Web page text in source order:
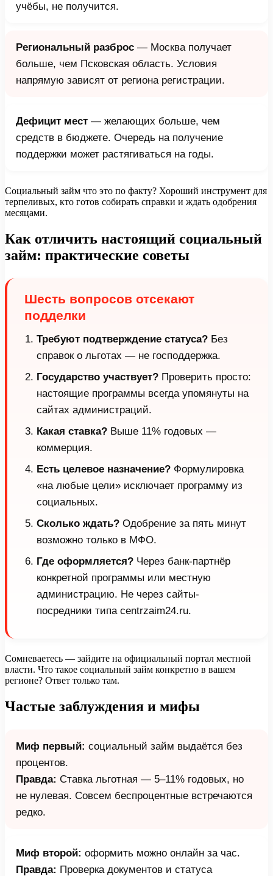
учёбы, не получится.
Региональный разброс — Москва получает
больше, чем Псковская область. Условия
напрямую зависят от региона регистрации.
Дефицит мест — желающих больше, чем
средств в бюджете. Очередь на получение
поддержки может растягиваться на годы.
Социальный займ что это по факту? Хороший инструмент для
терпеливых, кто готов собирать справки и ждать одобрения
месяцами.
Как отличить настоящий социальный
займ: практические советы
Шесть вопросов отсекают
подделки
Требуют подтверждение статуса? Без
справок о льготах — не господдержка.
Государство участвует? Проверить просто:
настоящие программы всегда упомянуты на
сайтах администраций.
Какая ставка? Выше 11% годовых —
коммерция.
Есть целевое назначение? Формулировка
«на любые цели» исключает программу из
социальных.
Сколько ждать? Одобрение за пять минут
возможно только в МФО.
Где оформляется? Через банк-партнёр
конкретной программы или местную
администрацию. Не через сайты-
посредники типа centrzaim24.ru.
Сомневаетесь — зайдите на официальный портал местной
власти. Что такое социальный займ конкретно в вашем
регионе? Ответ только там.
Частые заблуждения и мифы
Миф первый: социальный займ выдаётся без
процентов.
Правда: Ставка льготная — 5–11% годовых, но
не нулевая. Совсем беспроцентные встречаются
редко.
Миф второй: оформить можно онлайн за час.
Правда: Проверка документов и статуса